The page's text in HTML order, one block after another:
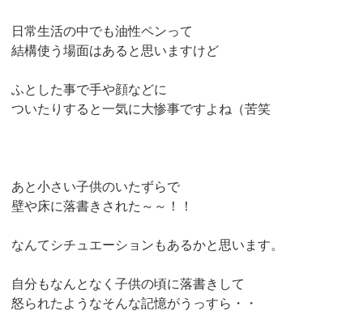
日常生活の中でも油性ペンって
結構使う場面はあると思いますけど
ふとした事で手や顔などに
ついたりすると一気に大惨事ですよね（苦笑
あと小さい子供のいたずらで
壁や床に落書きされた～～！！
なんてシチュエーションもあるかと思います。
自分もなんとなく子供の頃に落書きして
怒られたようなそんな記憶がうっすら・・